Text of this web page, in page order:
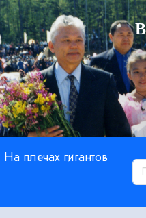
На плечах гигантов